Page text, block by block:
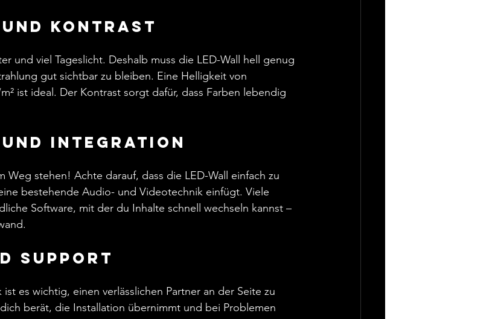
Kontrast
und viel Tageslicht. Deshalb muss die LED-Wall hell genug
gut sichtbar zu bleiben. Eine Helligkeit von
ist ideal. Der Kontrast sorgt dafür, dass Farben lebendig
und Integration
Weg stehen! Achte darauf, dass die LED-Wall einfach zu
bestehende Audio- und Videotechnik einfügt. Viele
Software, mit der du Inhalte schnell wechseln kannst –
Support
es wichtig, einen verlässlichen Partner an der Seite zu
berät, die Installation übernimmt und bei Problemen